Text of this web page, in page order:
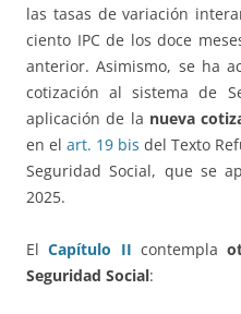
las tasas de variación
ciento IPC de los doce
anterior. Asimismo, se ha
cotización al sistema de
aplicación de la nueva
en el art. 19 bis del Texto
Seguridad Social, que se
2025.
ElCapítulo II contempla
Seguridad Social: